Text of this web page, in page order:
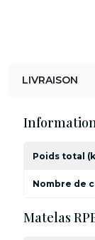
LIVRAISON
Poids total
Nombre de
Matelas